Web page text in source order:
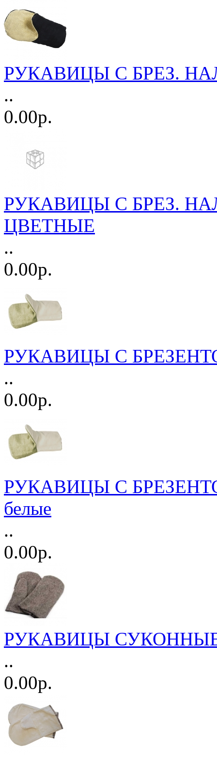
РУКАВИЦЫ С БРЕЗ.
..
0.00р.
РУКАВИЦЫ С БРЕЗ.
ЦВЕТНЫЕ
..
0.00р.
РУКАВИЦЫ С
..
0.00р.
РУКАВИЦЫ С
белые
..
0.00р.
РУКАВИЦЫ СУКОННЫЕ
..
0.00р.